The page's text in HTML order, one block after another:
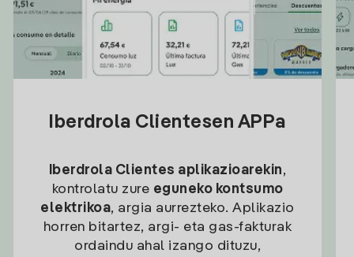
Iberdrola Clientesen APPa
Iberdrola Clientes aplikazioarekin,
kontrolatu zure eguneko kontsumo
elektrikoa, argia aurrezteko. Aplikazio
horren bitartez, argi- eta gas-fakturak
ordaindu ahal izango dituzu,